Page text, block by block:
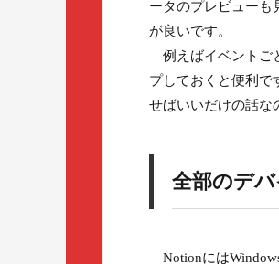
ータのプレビューも
が良いです。
例えばイベントご
プしておくと便利で
せばいいだけの話な
全部のデ
Notionには